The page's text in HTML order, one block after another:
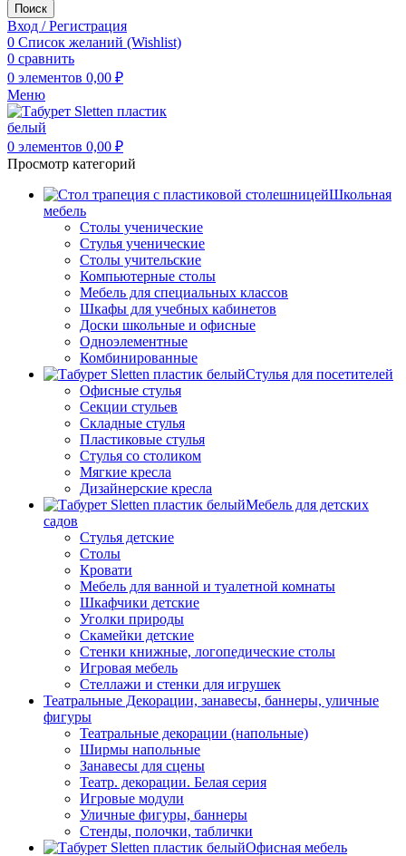
Поиск
Вход / Регистрация
0 Список желаний (Wishlist)
0 сравнить
0 элементов 0,00 ₽
Меню
0 элементов 0,00 ₽
Просмотр категорий
Школьная
мебель
Столы ученические
Стулья ученические
Столы учительские
Компьютерные столы
Мебель для специальных классов
Шкафы для учебных кабинетов
Доски школьные и офисные
Одноэлементные
Комбинированные
Стулья для посетителей
Офисные стулья
Секции стульев
Складные стулья
Пластиковые стулья
Стулья со столиком
Мягкие кресла
Дизайнерские кресла
Мебель для детских
садов
Стулья детские
Столы
Кровати
Мебель для ванной и туалетной комнаты
Шкафчики детские
Уголки природы
Скамейки детские
Стенки книжные, логопедические столы
Игровая мебель
Стеллажи и стенки для игрушек
Театральные Декорации, занавесы, баннеры, уличные
фигуры
Театральные декорации (напольные)
Ширмы напольные
Занавесы для сцены
Театр. декорации. Белая серия
Игровые модули
Уличные фигуры, баннеры
Стенды, полочки, таблички
Офисная мебель